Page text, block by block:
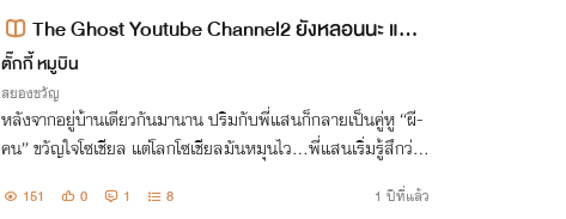
The Ghost Youtube Channel2 ยังหลอนนะ แต่ฮ
ากว่าเดิม2
ตั๊กกี้ หมูบิน
สยองขวัญ
หลังจากอยู่บ้านเดียวกันมานาน ปริมกับพี่แสนก็กลายเป็นคู่หู “ผี-
คน” ขวัญใจโซเชียล แต่โลกโซเชียลมันหมุนไว…พี่แสนเริ่มรู้สึกว่า
151 0 1 8 1 ปีที่แล้ว